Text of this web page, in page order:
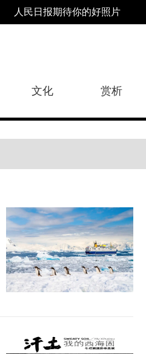
人民日报期待你的好照片
文化 赏析